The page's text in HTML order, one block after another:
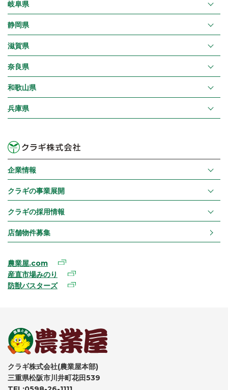
岐阜県
静岡県
滋賀県
奈良県
和歌山県
兵庫県
企業情報
クラギの事業展開
クラギの採用情報
店舗物件募集
農業屋.com
産直市場みのり
防獣バスターズ
クラギ株式会社(農業屋本部)
三重県松阪市川井町花田539